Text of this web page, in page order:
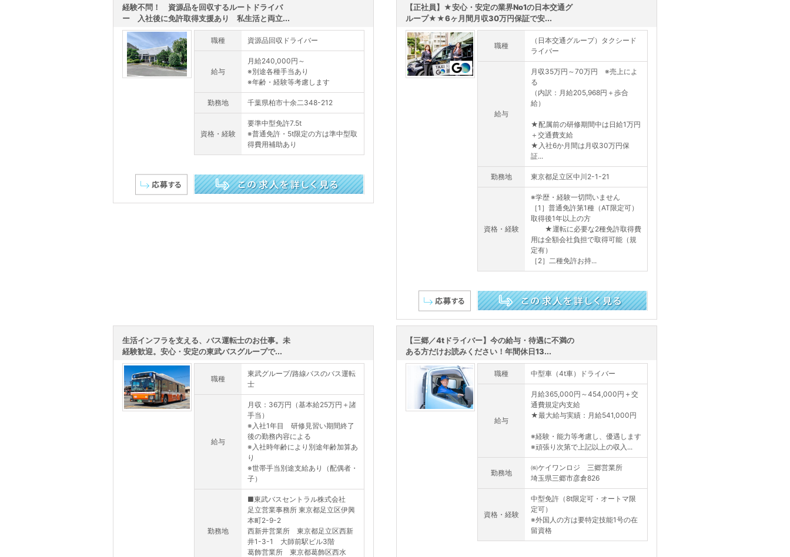
経験不問！ 資源品を回収するルートドライバ
ー 入社後に免許取得支援あり 私生活と両立...
職種 資源品回収ドライバー
給与
月給240,000円～
※別途各種手当あり
※年齢・経験等考慮します
勤務地 千葉県柏市十余二348-212
資格・経験
要準中型免許7.5t
※普通免許・5t限定の方は準中型取
得費用補助あり
【正社員】★安心・安定の業界No1の日本交通グ
ループ★★6ヶ月間月収30万円保証で安...
職種
（日本交通グループ）タクシード
ライバー
給与
月収35万円～70万円 ※売上によ
る
（内訳：月給205,968円＋歩合
給）
★配属前の研修期間中は日給1万円
＋交通費支給
★入社6か月間は月収30万円保
証...
勤務地 東京都足立区中川2-1-21
資格・経験
※学歴・経験一切問いません
［1］普通免許第1種（AT限定可）
取得後1年以上の方
★運転に必要な2種免許取得費
用は全額会社負担で取得可能（規
定有）
［2］二種免許お持...
生活インフラを支える、バス運転士のお仕事。未
経験歓迎。安心・安定の東武バスグループで...
職種
東武グループ/路線バスのバス運転
士
給与
月収：36万円（基本給25万円＋諸
手当）
※入社1年目 研修見習い期間終了
後の勤務内容による
※入社時年齢により別途年齢加算あ
り
※世帯手当別途支給あり（配偶者・
子）
勤務地
■東武バスセントラル株式会社
足立営業事務所 東京都足立区伊興
本町2-9-2
西新井営業所 東京都足立区西新
井1-3-1 大師前駅ビル3階
葛飾営業所 東京都葛飾区西水
【三郷／4tドライバー】今の給与・待遇に不満の
ある方だけお読みください！年間休日13...
職種 中型車（4t車）ドライバー
給与
月給365,000円～454,000円＋交
通費規定内支給
★最大給与実績：月給541,000円
※経験・能力等考慮し、優遇します
※頑張り次第で上記以上の収入...
勤務地
㈱ケイワンロジ 三郷営業所
埼玉県三郷市彦倉826
資格・経験
中型免許（8t限定可・オートマ限
定可）
※外国人の方は要特定技能1号の在
留資格